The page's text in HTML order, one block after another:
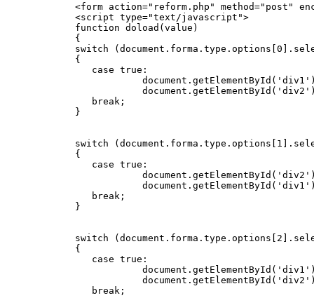
<form action="reform.php" method="post"
<script type="text/javascript">
function doload(value)
{
switch
{
case true:
break;
}
switch
{
case true:
break;
}
switch
{
case true:
break;